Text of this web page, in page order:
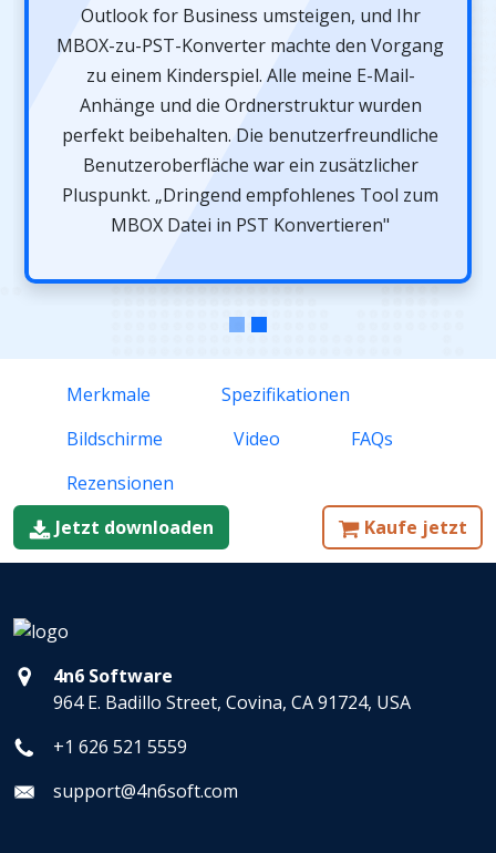
Outlook for Business umsteigen, und Ihr
MBOX-zu-PST-Konverter machte den Vorgang
zu einem Kinderspiel. Alle meine E-Mail-
Anhänge und die Ordnerstruktur wurden
perfekt beibehalten. Die benutzerfreundliche
Benutzeroberfläche war ein zusätzlicher
Pluspunkt. „Dringend empfohlenes Tool zum
MBOX Datei in PST Konvertieren"
Merkmale
Spezifikationen
Bildschirme
Video
FAQs
Rezensionen
Jetzt downloaden
Kaufe jetzt
4n6 Software
964 E. Badillo Street, Covina, CA 91724, USA
+1 626 521 5559
support@4n6soft.com